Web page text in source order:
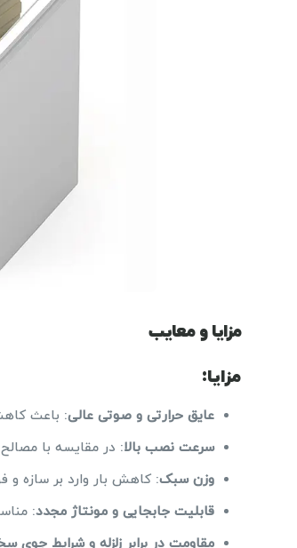
مزایا و معایب
مزایا:
عایق حرارتی و صوتی عالی: باعث
سرعت نصب بالا: در مقایسه با
وزن سبک: کاهش بار وارد بر سازه و
قابلیت جابجایی و مونتاژ مجدد:
مقاومت در برابر زلزله و شرایط جوی